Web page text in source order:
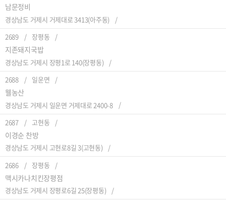
남문정비
경상남도 거제시 거제대로 3413(아주동)
2689
장평동
지존돼지국밥
경상남도 거제시 장평1로 140(장평동)
2688
일운면
웰농산
경상남도 거제시 일운면 거제대로 2400-8
2687
고현동
이경순 찬방
경상남도 거제시 고현로8길 3(고현동)
2686
장평동
맥시카나치킨장평점
경상남도 거제시 장평로6길 25(장평동)